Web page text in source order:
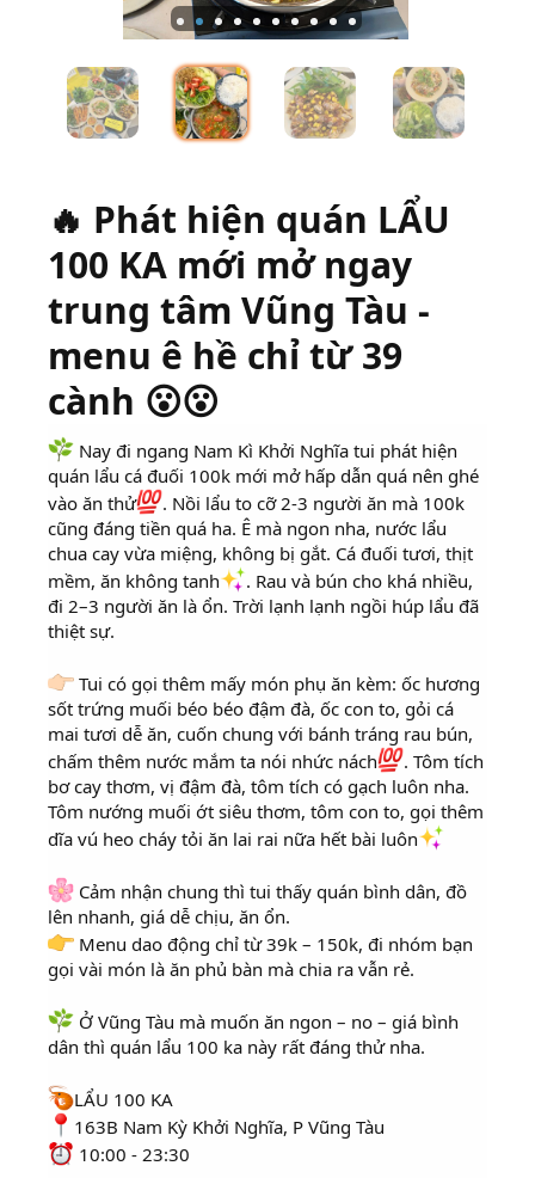
🔥 Phát hiện quán LẨU
100 KA mới mở ngay
trung tâm Vũng Tàu -
menu ê hề chỉ từ 39
cành 😮😮
Nay đi ngang Nam Kì Khởi Nghĩa tui phát hiện
quán lẩu cá đuối 100k mới mở hấp dẫn quá nên ghé
vào ăn thử
. Nồi lẩu to cỡ 2-3 người ăn mà 100k
cũng đáng tiền quá ha. Ê mà ngon nha, nước lẩu
chua cay vừa miệng, không bị gắt. Cá đuối tươi, thịt
mềm, ăn không tanh
. Rau và bún cho khá nhiều,
đi 2–3 người ăn là ổn. Trời lạnh lạnh ngồi húp lẩu đã
thiệt sự.
Tui có gọi thêm mấy món phụ ăn kèm: ốc hương
sốt trứng muối béo béo đậm đà, ốc con to, gỏi cá
mai tươi dễ ăn, cuốn chung với bánh tráng rau bún,
chấm thêm nước mắm ta nói nhức nách
. Tôm tích
bơ cay thơm, vị đậm đà, tôm tích có gạch luôn nha.
Tôm nướng muối ớt siêu thơm, tôm con to, gọi thêm
dĩa vú heo cháy tỏi ăn lai rai nữa hết bài luôn
Cảm nhận chung thì tui thấy quán bình dân, đồ
lên nhanh, giá dễ chịu, ăn ổn.
Menu dao động chỉ từ 39k – 150k, đi nhóm bạn
gọi vài món là ăn phủ bàn mà chia ra vẫn rẻ.
Ở Vũng Tàu mà muốn ăn ngon – no – giá bình
dân thì quán lẩu 100 ka này rất đáng thử nha.
LẨU 100 KA
163B Nam Kỳ Khởi Nghĩa, P Vũng Tàu
10:00 - 23:30